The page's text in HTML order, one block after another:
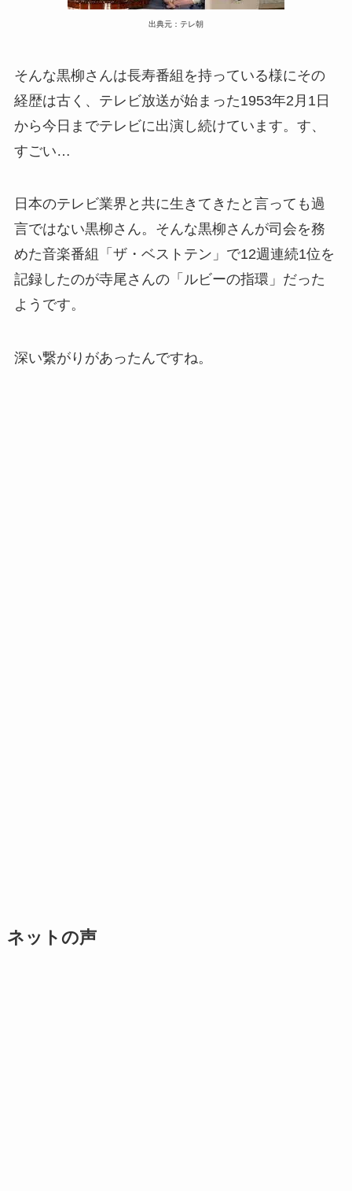
出典元：テレ朝
そんな黒柳さんは長寿番組を持っている様にその
経歴は古く、テレビ放送が始まった1953年2月1日
から今日までテレビに出演し続けています。す、
すごい…
日本のテレビ業界と共に生きてきたと言っても過
言ではない黒柳さん。そんな黒柳さんが司会を務
めた音楽番組「ザ・ベストテン」で12週連続1位を
記録したのが寺尾さんの「ルビーの指環」だった
ようです。
深い繋がりがあったんですね。
ネットの声